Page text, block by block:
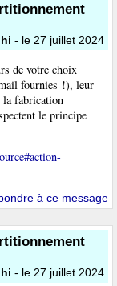
- le 27 juillet 2024
de votre choix
fournies !), leur
la fabrication
le principe
à ce message
- le 27 juillet 2024